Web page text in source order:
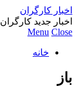
اخبار کارگران
اخبار جدید کارگران
Menu Close
خانه
باز